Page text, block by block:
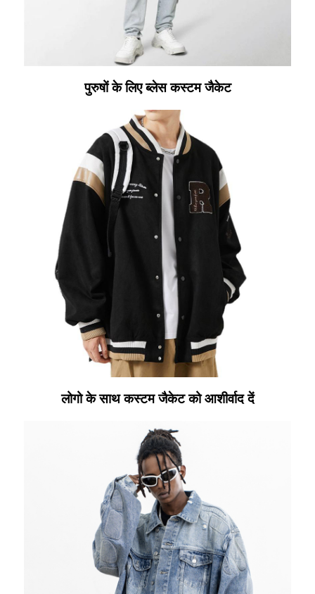
पुरुषों के लिए ब्लेस कस्टम जैकेट
लोगो के साथ कस्टम जैकेट को आशीर्वाद दें